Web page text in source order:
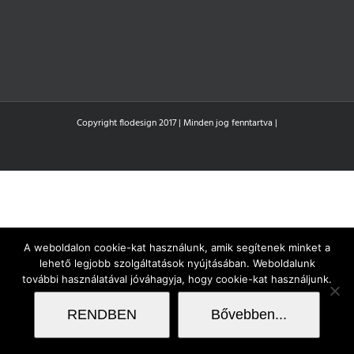
Copyright flodesign 2017 | Minden jog fenntartva |
A weboldalon cookie-kat használunk, amik segítenek minket a
lehető legjobb szolgáltatások nyújtásában. Weboldalunk
további használatával jóváhagyja, hogy cookie-kat használjunk.
RENDBEN Bővebben...